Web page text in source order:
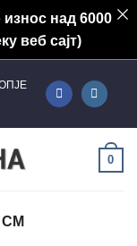
износ над 6000
веб сајт)
0